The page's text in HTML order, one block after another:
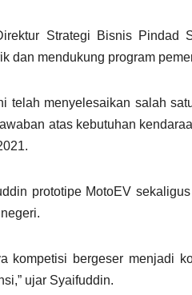
Strategi Bisnis Pindad
dan mendukung program
telah menyelesaikan salah
atas kebutuhan
prototipe MotoEV
kompetisi bergeser menjadi
ujar Syaifuddin.